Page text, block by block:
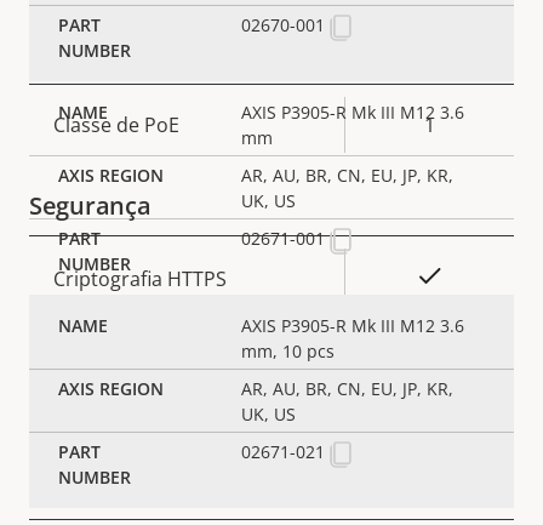
Rede
Descrição
da
propriedade
Valor da
propriedade
Classe de PoE 1
Segurança
Descrição
propriedade
propriedade
Criptografia HTTPS
Sim
Sim
Geral
02670-001
AXIS P3905-R Mk III M12 3.6
mm
AR, AU, BR, CN, EU, JP, KR,
UK, US
02671-001
AXIS P3905-R Mk III M12 3.6
mm, 10 pcs
AR, AU, BR, CN, EU, JP, KR,
UK, US
02671-021